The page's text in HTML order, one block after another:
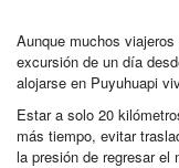
Aunque muchos
excursión de un día
alojarse en Puyuhuapi
Estar a solo 20
más tiempo, evitar
la presión de regresar el